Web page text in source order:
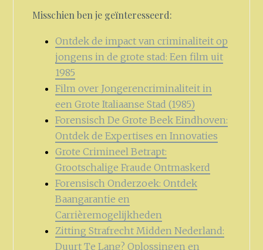
Misschien ben je geïnteresseerd:
Ontdek de impact van criminaliteit op
jongens in de grote stad: Een film uit
1985
Film over Jongerencriminaliteit in
een Grote Italiaanse Stad (1985)
Forensisch De Grote Beek Eindhoven:
Ontdek de Expertises en Innovaties
Grote Crimineel Betrapt:
Grootschalige Fraude Ontmaskerd
Forensisch Onderzoek: Ontdek
Baangarantie en
Carrièremogelijkheden
Zitting Strafrecht Midden Nederland:
Duurt Te Lang? Oplossingen en